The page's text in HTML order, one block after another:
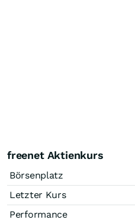
freenet Aktienkurs
Börsenplatz
Letzter Kurs
Performance